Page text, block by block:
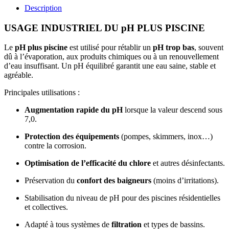
Description
USAGE INDUSTRIEL DU pH PLUS PISCINE
Le pH plus piscine est utilisé pour rétablir un pH trop bas, souvent
dû à l’évaporation, aux produits chimiques ou à un renouvellement
d’eau insuffisant. Un pH équilibré garantit une eau saine, stable et
agréable.
Principales utilisations :
Augmentation rapide du pHlorsque la valeur descend sous
7,0.
Protection des équipements (pompes, skimmers, inox…)
contre la corrosion.
Optimisation de l’efficacité du chlore et autres désinfectants.
Préservation du confort des baigneurs (moins d’irritations).
Stabilisation du niveau de pH pour des piscines résidentielles
et collectives.
Adapté à tous systèmes de filtration et types de bassins.